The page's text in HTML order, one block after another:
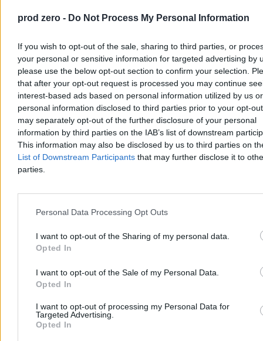
prod zero - Do Not Process My Personal Information
If you wish to opt-out of the sale, sharing to third parties, or
your personal or sensitive information for targeted advertising by
please use the below opt-out section to confirm your selection.
that after your opt-out request is processed you may continue
interest-based ads based on personal information utilized by us or
personal information disclosed to third parties prior to your opt-
may separately opt-out of the further disclosure of your personal
information by third parties on the IAB’s list of downstream
This information may also be disclosed by us to third parties on
List of Downstream Participants that may further disclose it to
parties.
Personal Data Processing Opt Outs
I want to opt-out of the Sharing of my personal data.
Opted In
I want to opt-out of the Sale of my Personal Data.
Opted In
I want to opt-out of processing my Personal Data for
Targeted Advertising.
Opted In
Mateusz Morawiecki odwiedził wrocławskie osiedle Jagodno,
Plus” ocenił, że nadzieje mieszkańców zostały pogrzebane,
skrytykował politykę gospodarczą rządu i zapowiedział utworzenie
nowej partii do 15 października.
Tomasz Pałasz
07.08.2026
3 min
Kultura